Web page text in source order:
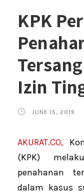
KPK
Izin
JUNE 15, 2019
AKURAT.CO,
(KPK)
penahanan
dalam kasus